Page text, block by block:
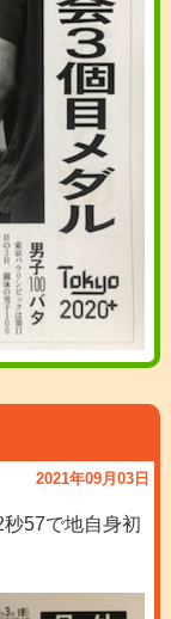
2021年09月03日
57で地自身初